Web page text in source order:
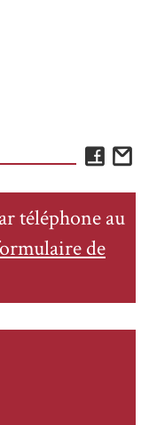
téléphone au
de